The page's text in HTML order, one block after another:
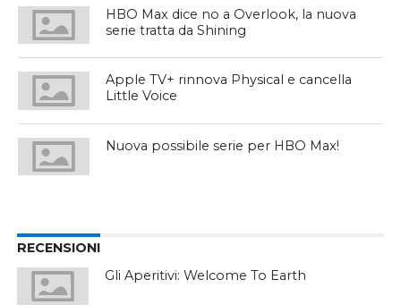
HBO Max dice no a Overlook, la nuova
serie tratta da Shining
Apple TV+ rinnova Physical e cancella
Little Voice
Nuova possibile serie per HBO Max!
RECENSIONI
Gli Aperitivi: Welcome To Earth